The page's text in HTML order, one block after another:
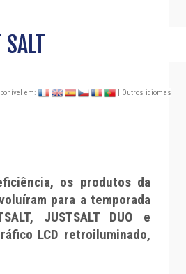
em: | Outros idiomas
os produtos da
para a temporada
JUSTSALT DUO e
LCD retroiluminado,